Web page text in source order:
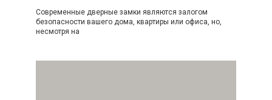
Современные дверные замки являются залогом
безопасности вашего дома, квартиры или офиса, но,
несмотря на